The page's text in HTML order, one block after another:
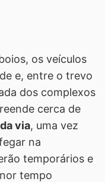
os veículos
e, entre o trevo
dos complexos
cerca de
via, uma vez
na
temporários e
tempo